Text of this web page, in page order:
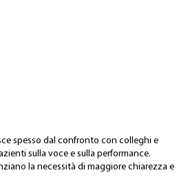
spesso dal confronto con colleghi e
sulla voce e sulla performance.
la necessità di maggiore chiarezza e